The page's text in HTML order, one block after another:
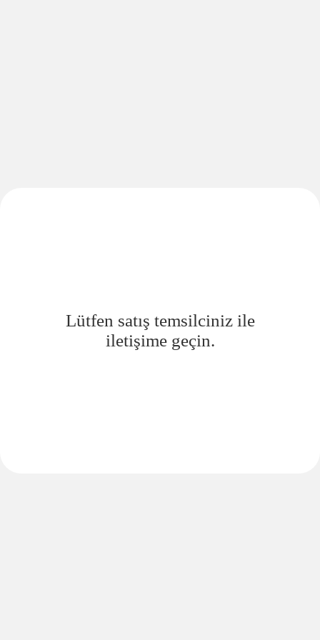
Lütfen satış temsilciniz ile
iletişime geçin.